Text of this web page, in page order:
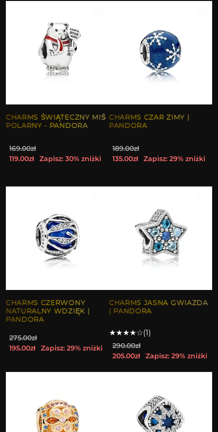
CHARMS ŚWIĄTECZNY MIŚ
POLARNY - PANDORA
169.00zł
119.00zł
Zapisz: 30% zniżki
CHARMS CZAR ZIMY |
PANDORA
189.00zł
135.00zł
Zapisz: 29% zniżki
CHARMS CZERWONY
NATURALNY WDZIĘK |
PANDORA
275.00zł
195.00zł
Zapisz: 29% zniżki
CHARMS JASNA GWIAZDA
| PANDORA
★★★★☆(1)
290.00zł
205.00zł
Zapisz: 29% zniżki